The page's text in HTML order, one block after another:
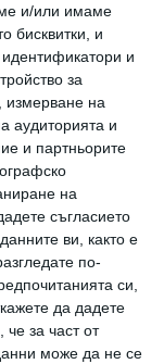
и/или имаме
бисквитки, и
и
за
измерване на
аудиторията и
и партньорите
на
съгласието
ви, както е
по-
си,
да дадете
за част от
може да не се
че е готова
да
ѝ и
са я
„
и моето
на книгата